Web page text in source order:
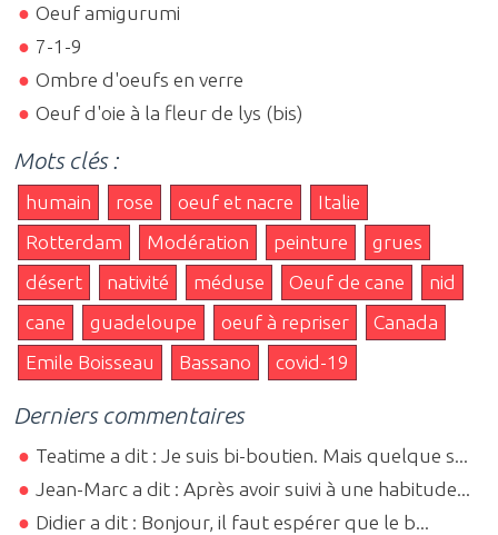
Oeuf amigurumi
7-1-9
Ombre d'oeufs en verre
Oeuf d'oie à la fleur de lys (bis)
Mots clés :
humain rose oeuf et nacre
Italie
Rotterdam
Modération peinture
grues
désert
nativité méduse Oeuf de cane
nid
cane
guadeloupe oeuf à repriser
Canada
Emile Boisseau
Bassano covid-19
Derniers commentaires
Teatime a dit : Je suis bi-boutien. Mais quelque s...
Jean-Marc a dit : Après avoir suivi à une habitude...
Didier a dit : Bonjour, il faut espérer que le b...